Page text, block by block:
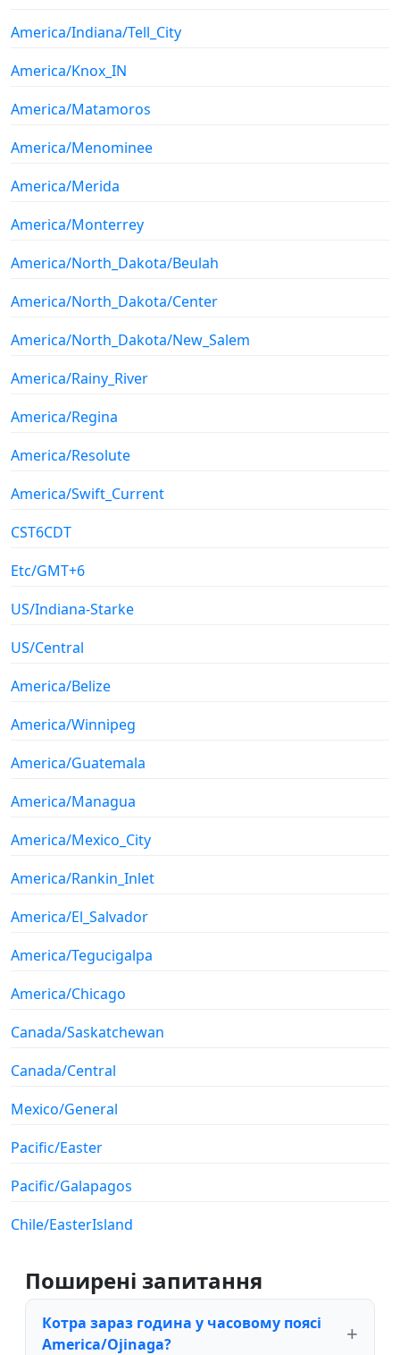
America/Indiana/Tell_City
America/Knox_IN
America/Matamoros
America/Menominee
America/Merida
America/Monterrey
America/North_Dakota/Beulah
America/North_Dakota/Center
America/North_Dakota/New_Salem
America/Rainy_River
America/Regina
America/Resolute
America/Swift_Current
CST6CDT
Etc/GMT+6
US/Indiana-Starke
US/Central
America/Belize
America/Winnipeg
America/Guatemala
America/Managua
America/Mexico_City
America/Rankin_Inlet
America/El_Salvador
America/Tegucigalpa
America/Chicago
Canada/Saskatchewan
Canada/Central
Mexico/General
Pacific/Easter
Pacific/Galapagos
Chile/EasterIsland
Поширені запитання
Котра зараз година у часовому поясі
America/Ojinaga?